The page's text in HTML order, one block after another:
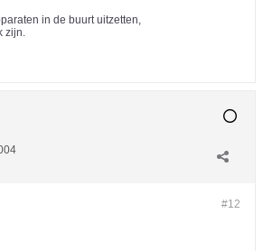
in de buurt uitzetten,
zijn.
#12